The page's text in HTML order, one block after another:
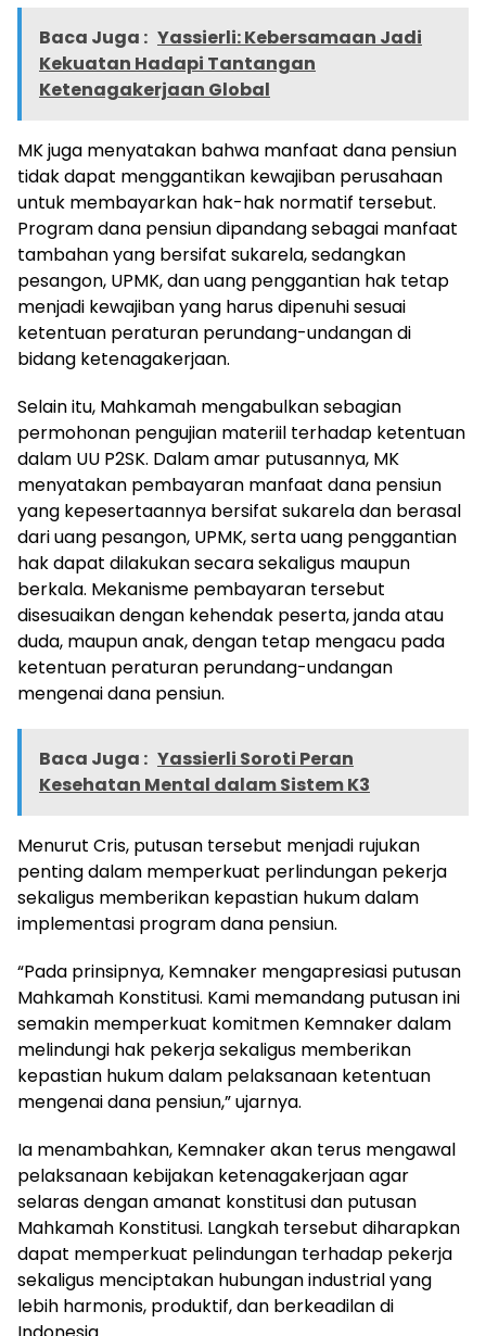
Baca Juga : Yassierli: Kebersamaan Jadi
Kekuatan Hadapi Tantangan
Ketenagakerjaan Global
MK juga menyatakan bahwa manfaat dana pensiun
tidak dapat menggantikan kewajiban perusahaan
untuk membayarkan hak-hak normatif tersebut.
Program dana pensiun dipandang sebagai manfaat
tambahan yang bersifat sukarela, sedangkan
pesangon, UPMK, dan uang penggantian hak tetap
menjadi kewajiban yang harus dipenuhi sesuai
ketentuan peraturan perundang-undangan di
bidang ketenagakerjaan.
Selain itu, Mahkamah mengabulkan sebagian
permohonan pengujian materiil terhadap ketentuan
dalam UU P2SK. Dalam amar putusannya, MK
menyatakan pembayaran manfaat dana pensiun
yang kepesertaannya bersifat sukarela dan berasal
dari uang pesangon, UPMK, serta uang penggantian
hak dapat dilakukan secara sekaligus maupun
berkala. Mekanisme pembayaran tersebut
disesuaikan dengan kehendak peserta, janda atau
duda, maupun anak, dengan tetap mengacu pada
ketentuan peraturan perundang-undangan
mengenai dana pensiun.
Baca Juga : Yassierli Soroti Peran
Kesehatan Mental dalam Sistem K3
Menurut Cris, putusan tersebut menjadi rujukan
penting dalam memperkuat perlindungan pekerja
sekaligus memberikan kepastian hukum dalam
implementasi program dana pensiun.
“Pada prinsipnya, Kemnaker mengapresiasi putusan
Mahkamah Konstitusi. Kami memandang putusan ini
semakin memperkuat komitmen Kemnaker dalam
melindungi hak pekerja sekaligus memberikan
kepastian hukum dalam pelaksanaan ketentuan
mengenai dana pensiun,” ujarnya.
Ia menambahkan, Kemnaker akan terus mengawal
pelaksanaan kebijakan ketenagakerjaan agar
selaras dengan amanat konstitusi dan putusan
Mahkamah Konstitusi. Langkah tersebut diharapkan
dapat memperkuat pelindungan terhadap pekerja
sekaligus menciptakan hubungan industrial yang
lebih harmonis, produktif, dan berkeadilan di